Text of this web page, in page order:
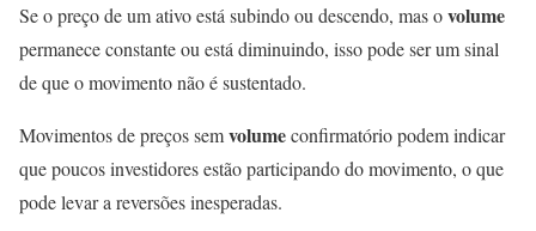
Se o preço de um ativo está subindo ou descendo, mas ovolume
permanece constante ou está diminuindo, isso pode ser um sinal
de que o movimento não é sustentado.
Movimentos de preços semvolumeconfirmatório podem indicar
que poucos investidores estão participando do movimento, o que
pode levar a reversões inesperadas.